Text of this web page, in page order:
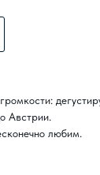
Австрии.
любим.